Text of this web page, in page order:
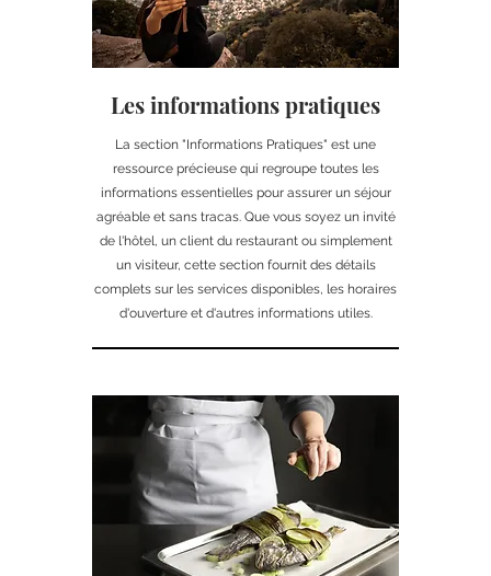
Les informations pratiques
La section "Informations Pratiques" est une
ressource précieuse qui regroupe toutes les
informations essentielles pour assurer un séjour
agréable et sans tracas. Que vous soyez un invité
de l'hôtel, un client du restaurant ou simplement
un visiteur, cette section fournit des détails
complets sur les services disponibles, les horaires
d'ouverture et d'autres informations utiles.